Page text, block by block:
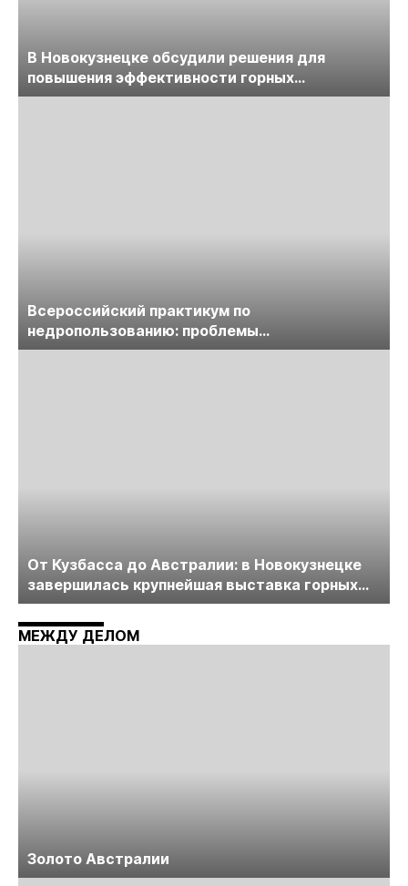
В Новокузнецке обсудили решения для
повышения эффективности горных
предприятий
Всероссийский практикум по
недропользованию: проблемы
лицензирования, цифровизации, экспертизы
От Кузбасса до Австралии: в Новокузнецке
завершилась крупнейшая выставка горных
технологий «Недра России. Уголь России и
Майнинг»
МЕЖДУ ДЕЛОМ
Золото Австралии